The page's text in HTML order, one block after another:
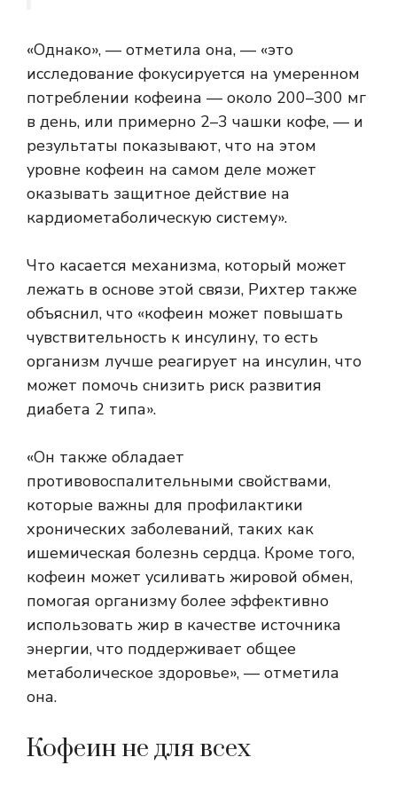
«Однако», — отметила она, — «это
исследование фокусируется на умеренном
потреблении кофеина — около 200–300 мг
в день, или примерно 2–3 чашки кофе, — и
результаты показывают, что на этом
уровне кофеин на самом деле может
оказывать защитное действие на
кардиометаболическую систему».
Что касается механизма, который может
лежать в основе этой связи, Рихтер также
объяснил, что «кофеин может повышать
чувствительность к инсулину, то есть
организм лучше реагирует на инсулин, что
может помочь снизить риск развития
диабета 2 типа».
«Он также обладает
противовоспалительными свойствами,
которые важны для профилактики
хронических заболеваний, таких как
ишемическая болезнь сердца. Кроме того,
кофеин может усиливать жировой обмен,
помогая организму более эффективно
использовать жир в качестве источника
энергии, что поддерживает общее
метаболическое здоровье», — отметила
она.
Кофеин не для всех